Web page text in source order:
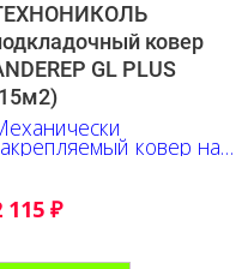
ковер
GL PLUS
ковер на
основе стеклохолста.
115 ₽